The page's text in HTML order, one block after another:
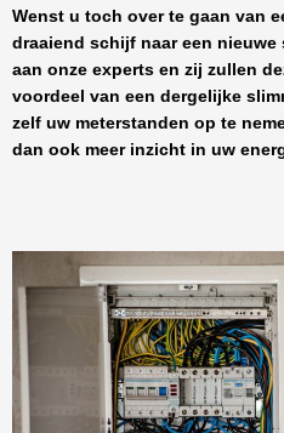
Wenst u toch over te gaan van
draaiend schijf naar een
aan onze experts en zij zullen
voordeel van een dergelijke
zelf uw meterstanden op te
dan ook meer inzicht in uw